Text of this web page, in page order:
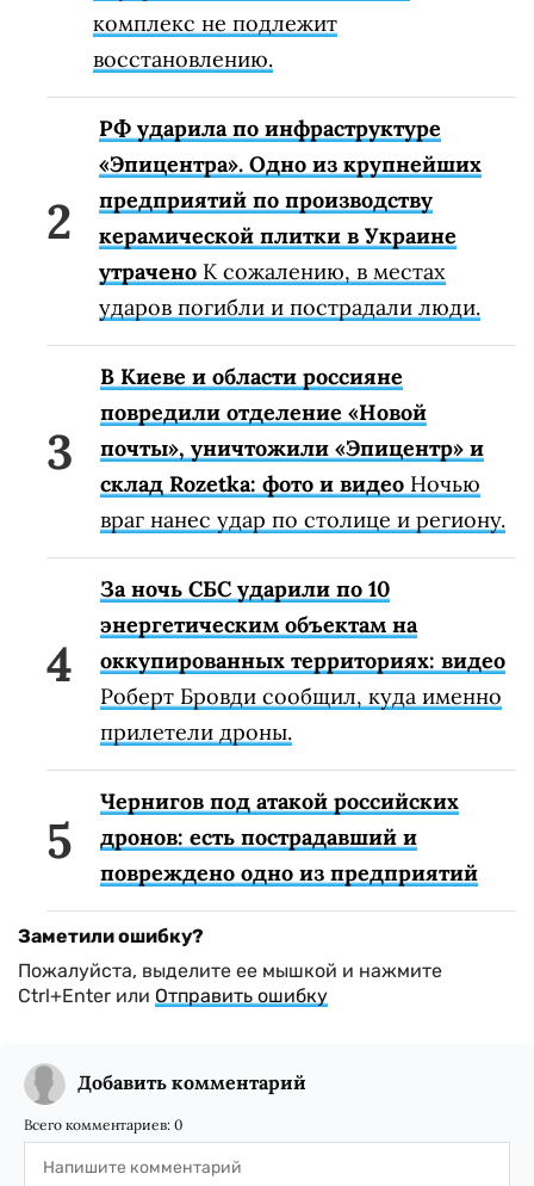
комплекс не подлежит
восстановлению.
РФ ударила по инфраструктуре
«Эпицентра». Одно из крупнейших
предприятий по производству
керамической плитки в Украине
утрачено К сожалению, в местах
ударов погибли и пострадали люди.
В Киеве и области россияне
повредили отделение «Новой
почты», уничтожили «Эпицентр» и
склад Rozetka: фото и видео Ночью
враг нанес удар по столице и региону.
За ночь СБС ударили по 10
энергетическим объектам на
оккупированных территориях: видео
Роберт Бровди сообщил, куда именно
прилетели дроны.
Чернигов под атакой российских
дронов: есть пострадавший и
повреждено одно из предприятий
Заметили ошибку?
Пожалуйста, выделите ее мышкой и нажмите
Ctrl+Enter или Отправить ошибку
Добавить комментарий
Всего комментариев: 0